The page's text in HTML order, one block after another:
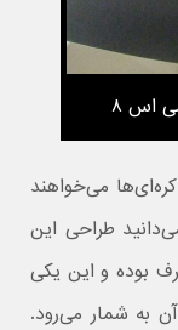
اس ۸
می‌خواهند
طراحی این
بوده و این یکی
پلاس آن به شمار می‌رود.